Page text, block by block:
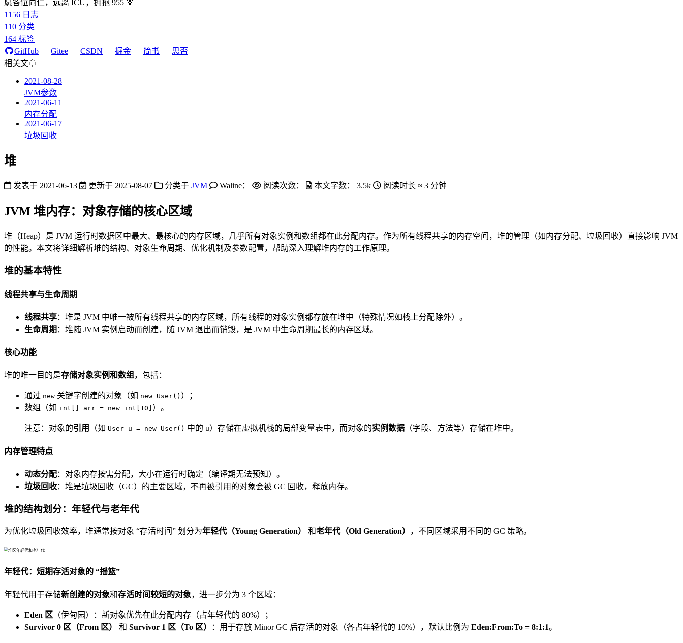
愿各位同仁，远离 ICU，拥抱 955 🫶
1156 日志
110 分类
164 标签
GitHub
Gitee CSDN 掘金 简书
思否
相关文章
2021-08-28
JVM参数
2021-06-11
内存分配
2021-06-17
垃圾回收
堆
发表于 2021-06-13 更新于 2025-08-07 分类于 JVM Waline： 阅读次数： 本文字数： 3.5k 阅读时长 ≈ 3 分钟
JVM 堆内存：对象存储的核心区域
堆（Heap）是 JVM 运行时数据区中最大、最核心的内存区域，几乎所有对象实例和数组都在此分配内存。作为所有线程共享的内存空间，堆的管理（如内存分配、垃圾回收）直接影响 JVM
的性能。本文将详细解析堆的结构、对象生命周期、优化机制及参数配置，帮助深入理解堆内存的工作原理。
堆的基本特性
线程共享与生命周期
线程共享：堆是 JVM 中唯一被所有线程共享的内存区域，所有线程的对象实例都存放在堆中（特殊情况如栈上分配除外）。
生命周期 ：堆随 JVM 实例启动而创建，随 JVM 退出而销毁，是 JVM 中生命周期最长的内存区域。
核心功能
堆的唯一目的是存储对象实例和数组，包括：
通过 new 关键字创建的对象（如 new User() ）；
数组（如 int[] arr = new int[10] ）。
注意：对象的引用 （如 User u = new User() 中的 u）存储在虚拟机栈的局部变量表中，而对象的实例数据 （字段、方法等）存储在堆中。
内存管理特点
动态分配：对象内存按需分配，大小在运行时确定（编译期无法预知）。
垃圾回收：堆是垃圾回收（GC）的主要区域，不再被引用的对象会被 GC 回收，释放内存。
堆的结构划分：年轻代与老年代
为优化垃圾回收效率，堆通常按对象 “存活时间” 划分为年轻代（Young Generation） 和老年代（Old Generation） ，不同区域采用不同的 GC 策略。
年轻代：短期存活对象的 “摇篮”
年轻代用于存储新创建的对象和存活时间较短的对象，进一步分为 3 个区域：
Eden 区 （伊甸园）：新对象优先在此分配内存（占年轻代的 80%）；
Survivor 0 区（From 区）
和 Survivor 1 区（To 区） ：用于存放 Minor GC 后存活的对象（各占年轻代的 10%），默认比例为 Eden:From:To = 8:1:1。